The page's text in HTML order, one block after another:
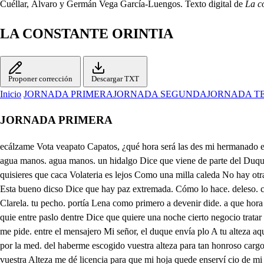
Cuéllar, Álvaro y Germán Vega García-Luengos. Texto digital de La
LA CONSTANTE ORINTIA
Proponer corrección Descargar TXT
Inicio JORNADA PRIMERAJORNADA SEGUNDAJORNADA
JORNADA PRIMERA
ecálzame Vota veapato Capatos, ¿qué hora será las des mi hermanado está? qe ya mucho buen rato que como están los perros iza sanos qey los halcones También como lo hace el vayo ual bien qe y para Dadme agua manos. agua manos. un hidalgo Dice que viene de parte del Duque de miya a verte que di qué espere que ya salgo un poco cázar quería Bien podrás que cuando Hoy si quieres? que con que Con lo que quisieres que caca Volateria es lejos Como una milla caleda No hay otra caza. diegto extremada daca mla caza ajena Hola, dame la ropilla que escribe el gobernador de biqueras el sosiego Cuando has descriville Esta bueno dicso Dice que hay paz extremada. Cómo lo hace. deleso. contenta paga ala sienta Dadme la capa y la espada a cena de o señor Qué has hecho? tu mandado Al fin la viste Y la hable que la dijiste? de Clarela. tu pecho. portía Lena como primero a devenir dide. a que hora a las honce dlcono. adora ¡Hola una gorra osombrero. dieg. Todo recado está aquí. Dámele ya ese criado que del derrota ha llegado Decid quie entre paslo dentre Dice que quiere una noche cierto negocio tratar pues cuando quisiere hablar Ve tú solo y lleva un coche y si con eso se mide Sólo eso prometeras que yo no puedo hacer más de darle lo que me pide. entre el mensajero Mi señor, el duque envía plo A tu alteza aquesta carta a partido Antes que parta que respondieses querría Secretario abrid y leed Cómo queda la duquesa Está con salud y besa tus manos por la med. del haberme escogido vuestra alteza para tan honroso cargo comoen viarme por su embajadoral Rey de Epaña he colegido que ningu Na me negara, pues la mayor No iguala a esta y así suplico a vuestra Alteza me dé licencia para que mi hoja quede enserví cio de mi sr, la duquesa, porque no quede en su estado locino por ello. mún socorro por la soledady lo principal por la mejoría del empleo en tal servicio mien tras en España yo estuviere en el de vuestra Alteza, cuya perso nanuestro, señor, guarde y su estado aumente de la mota a veinte y cinco de este duque de la mota para esto era menester que me avisara primero Traed papel y tintero O tú puedes responder que sea como él lo quiera como luego al punto parta Dadme firmaré la carta en blanco, porque voy fuera firma Dala al mensajero Primero vaya a comer y mira si ha menester alguna cosa o dinero vase el Duque Esperad un poco afuera que yo os haré dar recado Aquí aguardo? Has empezado Si no has empezado espera, ¿Qué quieres? Has empezado No más de la te hecho Quiero descubrirte un pecho traidor, pero disculpado Si en amor no es no hay disculpa. que pueda dar un traidor No es amor. Si no es amor. ningún traidor hay sin culpa. Este negocio fio de tu ánimo porque si estimas fuerzas son tan viles qu nunca veré el fin de mi propósito misterioso provecho del oficio viles, Vees que son pocos y esos son inutiles y que el servicio agrandeses un piélago donde se anegan muchas vidas fértiles considerando estos estados míseros y destraer en mi patria de ser íntimo de mis deseos y vida melancólica porque en lo blanco escribiré un periodo en el cual duque pintaré magnánimo y que me libra de oro grande número en el gobernador que con su ejército a en querías defiende tan solicito con esta firma no creerá la fábula y pues tienes al duque tan benebolo Tú le